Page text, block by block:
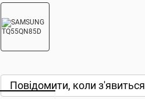
Повідомити, коли з'явиться